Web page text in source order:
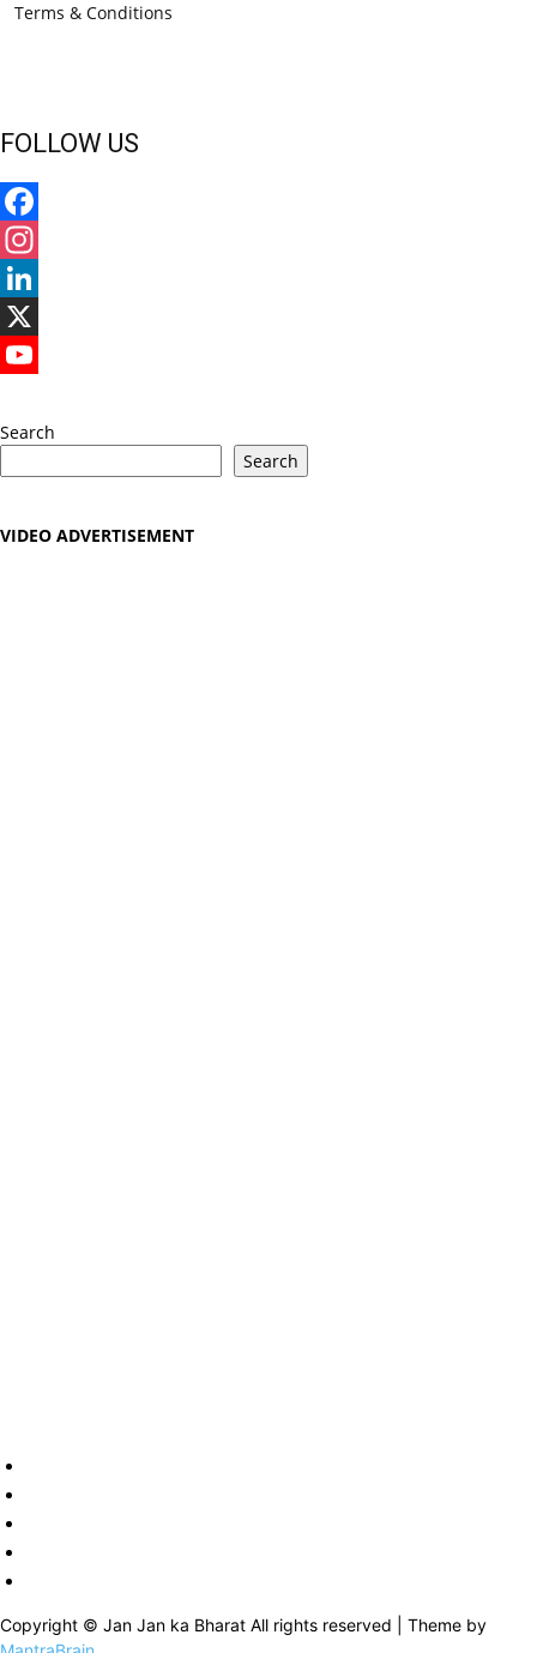
Terms & Conditions
FOLLOW US
Facebook
Instagram
LinkedIn
X
Search
Search
VIDEO ADVERTISEMENT
Copyright © Jan Jan ka Bharat All rights reserved | Theme by